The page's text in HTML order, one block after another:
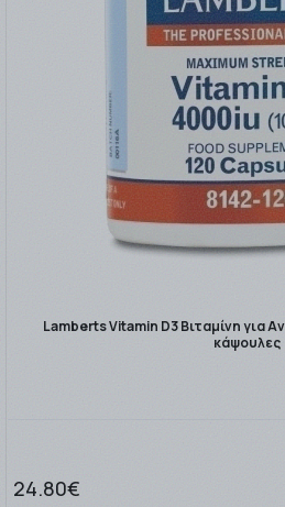
Lamberts Vitamin D3 Βιταμίνη για
κάψουλες
24.80€